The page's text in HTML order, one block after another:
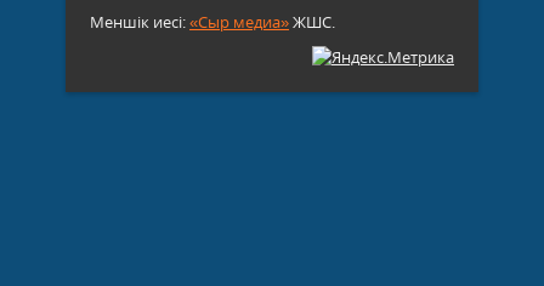
Меншік иесі:«Сыр медиа»ЖШС.